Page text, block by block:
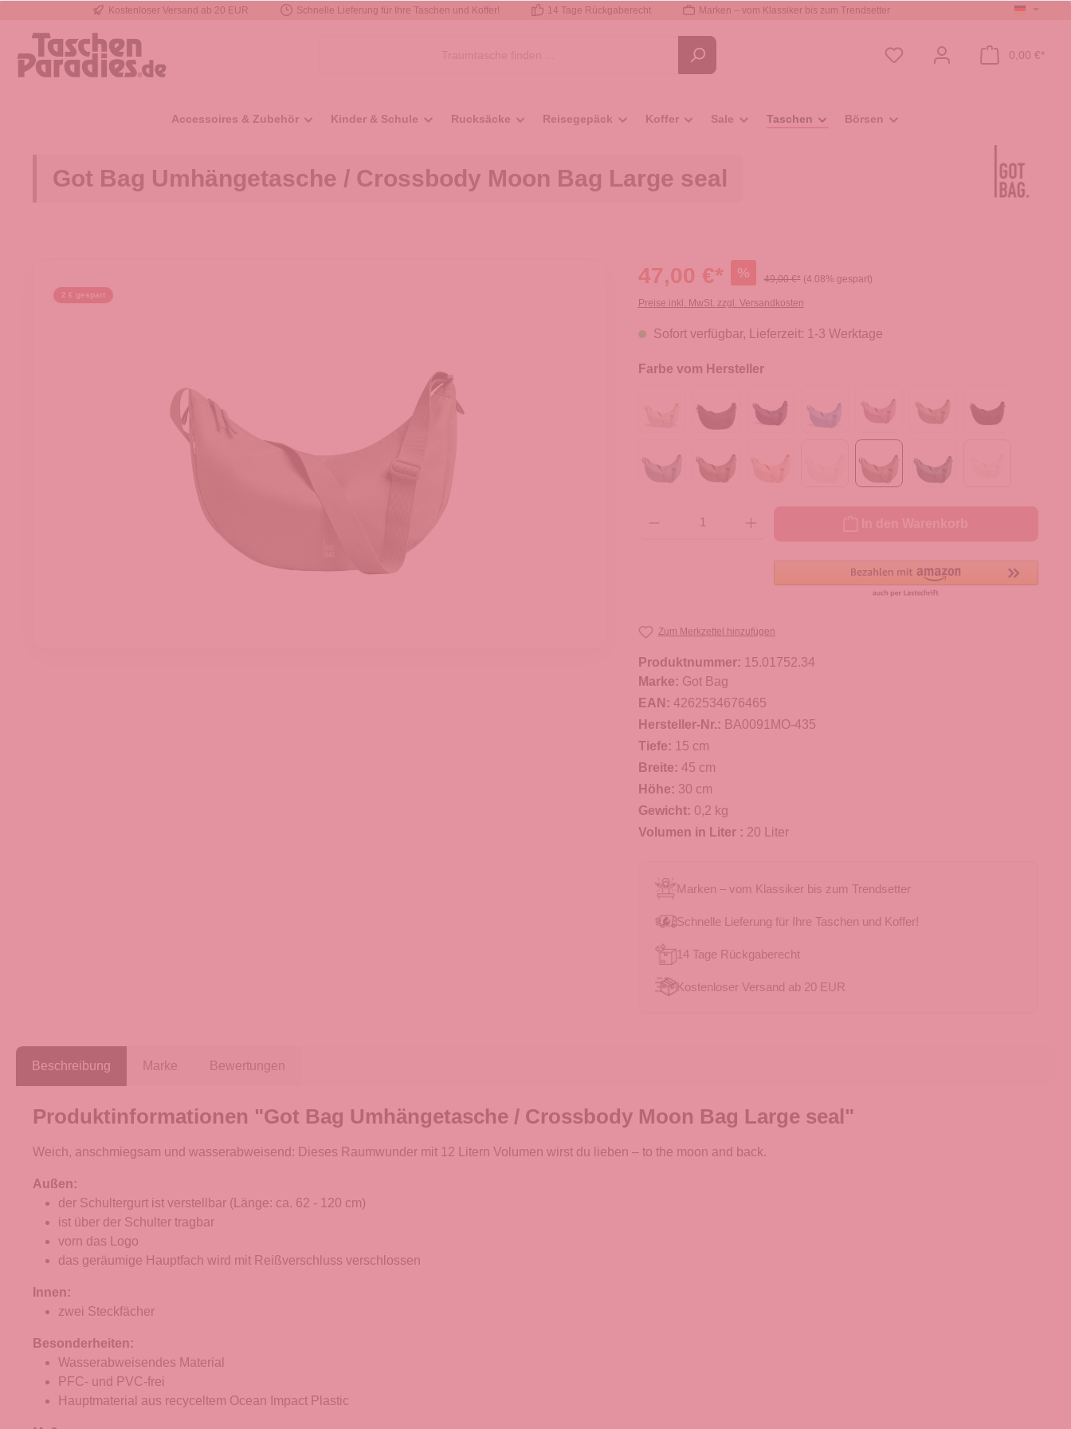
Zur Hauptnavigation springen
Kostenloser Versand ab 20 EUR Schnelle Lieferung für Ihre Taschen und Koffer! 14 Tage Rückgaberecht Marken – vom Klassiker bis zum Trendsetter
0,00 €*
Accessoires & Zubehör Kinder & Schule Rucksäcke Reisegepäck Koffer Sale Taschen Börsen
Got Bag Umhängetasche / Crossbody Moon Bag Large seal
2 € gespart
47,00 €* % 49,00 €* (4.08% gespart)
Preise inkl. MwSt. zzgl. Versandkosten
Sofort verfügbar, Lieferzeit: 1-3 Werktage
Farbe vom Hersteller
Zum Merkzettel hinzufügen
Produktnummer: 15.01752.34
Marke: Got Bag
EAN: 4262534676465
Hersteller-Nr.: BA0091MO-435
Tiefe: 15 cm
Breite: 45 cm
Höhe: 30 cm
Gewicht: 0,2 kg
Volumen in Liter : 20 Liter
Marken – vom Klassiker bis zum Trendsetter
Schnelle Lieferung für Ihre Taschen und Koffer!
14 Tage Rückgaberecht
Kostenloser Versand ab 20 EUR
Beschreibung Marke Bewertungen
Produktinformationen "Got Bag Umhängetasche / Crossbody Moon Bag Large seal"
Weich, anschmiegsam und wasserabweisend: Dieses Raumwunder mit 12 Litern Volumen wirst du lieben – to the moon and back.
Außen:
der Schultergurt ist verstellbar (Länge: ca. 62 - 120 cm)
ist über der Schulter tragbar
vorn das Logo
das geräumige Hauptfach wird mit Reißverschluss verschlossen
Innen:
zwei Steckfächer
Besonderheiten:
Wasserabweisendes Material
PFC- und PVC-frei
Hauptmaterial aus recyceltem Ocean Impact Plastic